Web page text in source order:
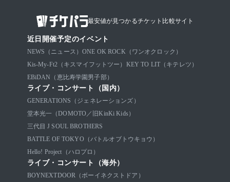
最安値が見つかるチケット比較サイト
近日開催予定のイベント
NEWS（ニュース） ONE OK ROCK（ワンオクロック）
Kis-My-Ft2（キスマイフットツー） KEY TO LIT（キテレツ）
EBiDAN（恵比寿学園男子部）
ライブ・コンサート（国内）
GENERATIONS（ジェネレーションズ）
堂本光一（DOMOTO／旧KinKi Kids）
三代目 J SOUL BROTHERS
BATTLE OF TOKYO（バトルオブトウキョウ）
Hello! Project（ハロプロ）
ライブ・コンサート（海外）
BOYNEXTDOOR（ボーイネクストドア）